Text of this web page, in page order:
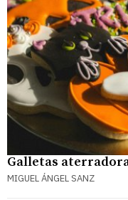
Galletas
MIGUEL ÁNGEL SANZ